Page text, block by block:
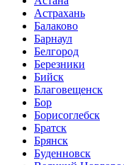
Астрахань
Балаково
Барнаул
Белгород
Березники
Бийск
Благовещенск
Бор
Борисоглебск
Братск
Брянск
Буденновск